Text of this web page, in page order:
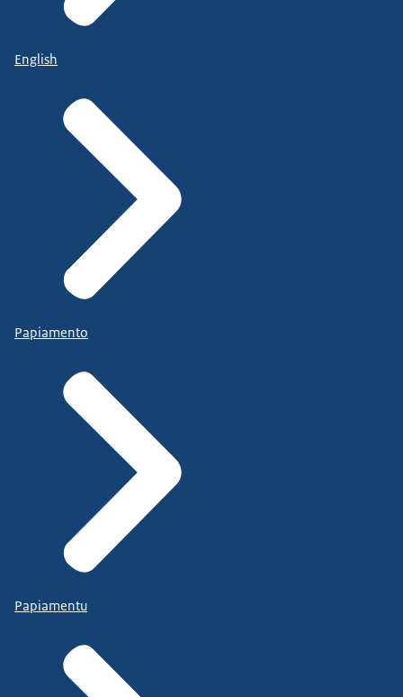
English
Papiamento
Papiamentu